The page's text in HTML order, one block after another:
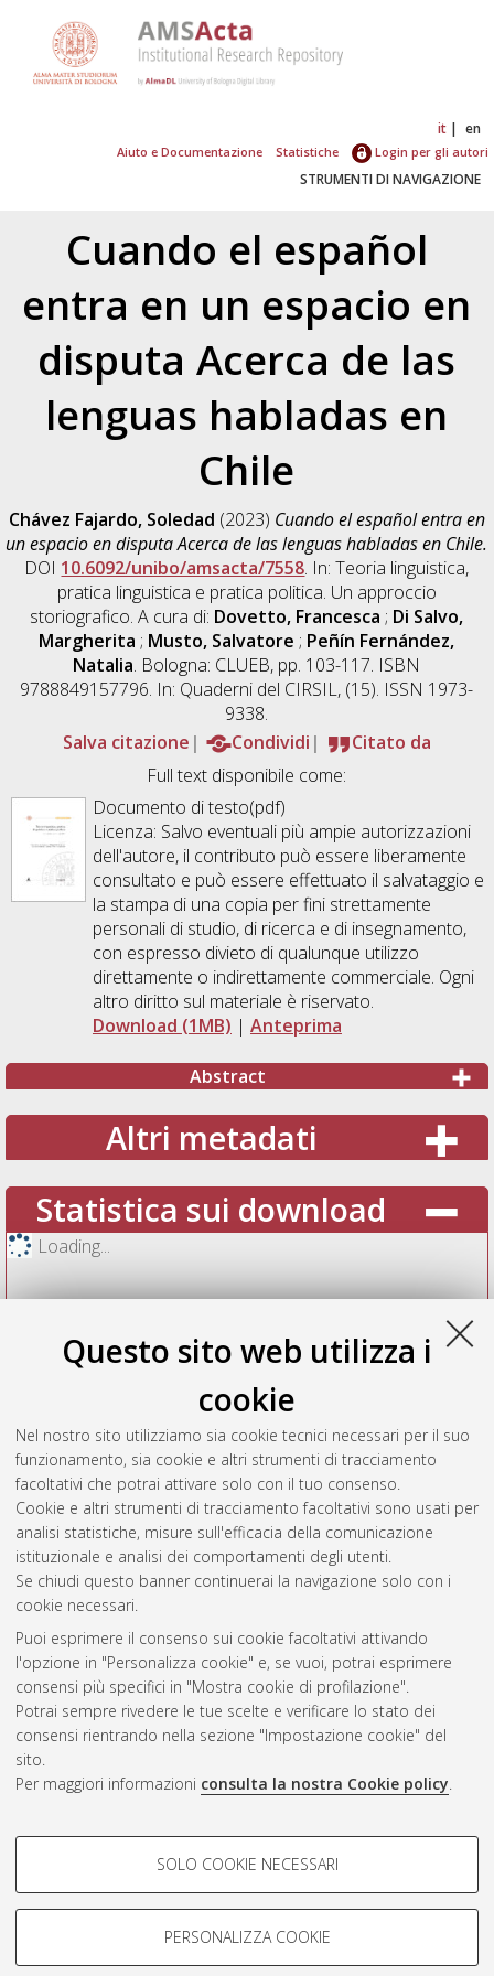
Questo sito web utilizza i
cookie
Nel nostro sito utilizziamo sia cookie tecnici necessari per il suo
funzionamento, sia cookie e altri strumenti di tracciamento
facoltativi che potrai attivare solo con il tuo consenso.
Cookie e altri strumenti di tracciamento facoltativi sono usati per
analisi statistiche, misure sull'efficacia della comunicazione
istituzionale e analisi dei comportamenti degli utenti.
Se chiudi questo banner continuerai la navigazione solo con i
cookie necessari.
Puoi esprimere il consenso sui cookie facoltativi attivando
l'opzione in "Personalizza cookie" e, se vuoi, potrai esprimere
consensi più specifici in "Mostra cookie di profilazione".
Potrai sempre rivedere le tue scelte e verificare lo stato dei
consensi rientrando nella sezione "Impostazione cookie" del
sito.
Per maggiori informazioni consulta la nostra Cookie policy.
COOKIE DI PROFILAZIONE -
Si tratta di cookie utilizzati per analizzare le caratteristiche della
navigazione degli utenti, creare profili in base al loro comportamento
SOLO COOKIE NECESSARI
PERSONALIZZA COOKIE
it en
Aiuto e Documentazione Statistiche Login per gli autori
STRUMENTI DI NAVIGAZIONE
Cuando el español
entra en un espacio en
disputa Acerca de las
lenguas habladas en
Chile
Chávez Fajardo, Soledad (2023) Cuando el español entra en
un espacio en disputa Acerca de las lenguas habladas en Chile.
DOI 10.6092/unibo/amsacta/7558. In: Teoria linguistica,
pratica linguistica e pratica politica. Un approccio
storiografico. A cura di: Dovetto, Francesca ; Di Salvo,
Margherita ; Musto, Salvatore ; Peñín Fernández,
Natalia. Bologna: CLUEB, pp. 103-117. ISBN
9788849157796. In: Quaderni del CIRSIL, (15). ISSN 1973-
9338.
Salva citazione
Condividi
Citato da
Full text disponibile come:
Documento di testo(pdf)
Licenza: Salvo eventuali più ampie autorizzazioni
dell'autore, il contributo può essere liberamente
consultato e può essere effettuato il salvataggio e
la stampa di una copia per fini strettamente
personali di studio, di ricerca e di insegnamento,
con espresso divieto di qualunque utilizzo
direttamente o indirettamente commerciale. Ogni
altro diritto sul materiale è riservato.
Download (1MB) | Anteprima
Abstract
Altri metadati
Statistica sui download
Loading...
Vedi altre statistiche
Gestione del documento:
Atom
Rss
2.0
AMS Acta
ISSN: 2038-7954
re3data.org -
doi.org/10.17616/R3P19R
Servizio implementato e
Impostazioni Cookie
repository